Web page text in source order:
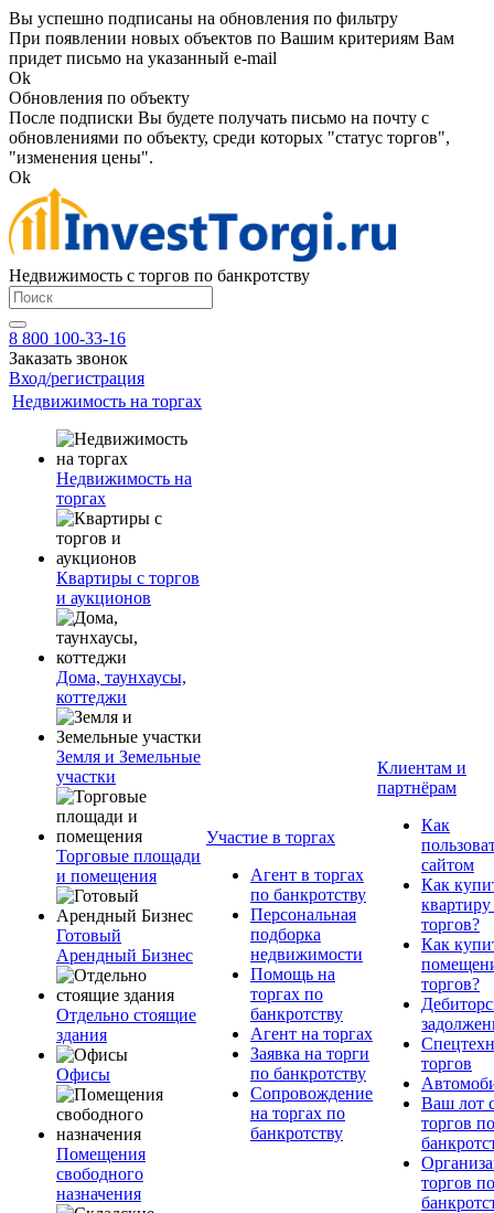
Вы успешно подписаны на обновления по фильтру
При появлении новых объектов по Вашим критериям Вам
придет письмо на указанный e-mail
Ok
Обновления по объекту
После подписки Вы будете получать письмо на почту с
обновлениями по объекту, среди которых "статус торгов",
"изменения цены".
Ok
Недвижимость с торгов по банкротству
8 800 100-33-16
Заказать звонок
Вход/регистрация
Недвижимость на торгах
Недвижимость на
торгах
Квартиры с торгов
и аукционов
Дома, таунхаусы,
коттеджи
Земля и Земельные
участки
Торговые площади
и помещения
Готовый
Арендный Бизнес
Отдельно стоящие
здания
Офисы
Помещения
свободного
назначения
Участие в торгах
Агент в торгах
по банкротству
Персональная
подборка
недвижимости
Помощь на
торгах по
банкротству
Агент на торгах
Заявка на торги
по банкротству
Сопровождение
на торгах по
банкротству
Клиентам и
партнёрам
Как
сайтом
Как
квартиру
торгов?
Как
торгов?
торгов
Ваш лот
торгов по
торгов по